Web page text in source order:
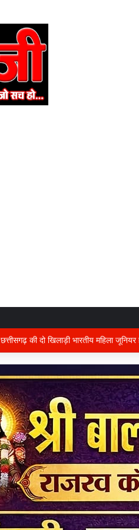
निर्माणाधीन मकान में करंट का कहर….दो की